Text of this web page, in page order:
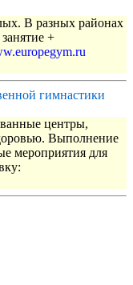
В разных районах
+
гимнастики
центры,
Выполнение
мероприятия для